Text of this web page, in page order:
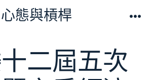
心態與槓桿
二屆五次